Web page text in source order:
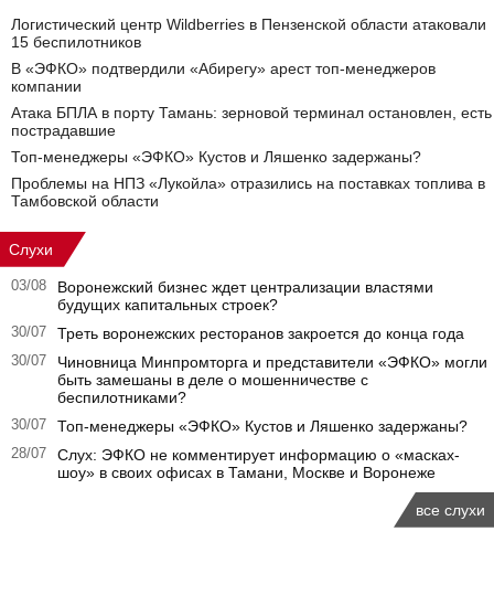
Логистический центр Wildberries в Пензенской области атаковали
15 беспилотников
В «ЭФКО» подтвердили «Абирегу» арест топ-менеджеров
компании
Атака БПЛА в порту Тамань: зерновой терминал остановлен, есть
пострадавшие
Топ-менеджеры «ЭФКО» Кустов и Ляшенко задержаны?
Проблемы на НПЗ «Лукойла» отразились на поставках топлива в
Тамбовской области
Слухи
03/08
Воронежский бизнес ждет централизации властями
будущих капитальных строек?
30/07 Треть воронежских ресторанов закроется до конца года
30/07
Чиновница Минпромторга и представители «ЭФКО» могли
быть замешаны в деле о мошенничестве с
беспилотниками?
30/07 Топ-менеджеры «ЭФКО» Кустов и Ляшенко задержаны?
28/07
Слух: ЭФКО не комментирует информацию о «масках-
шоу» в своих офисах в Тамани, Москве и Воронеже
все слухи